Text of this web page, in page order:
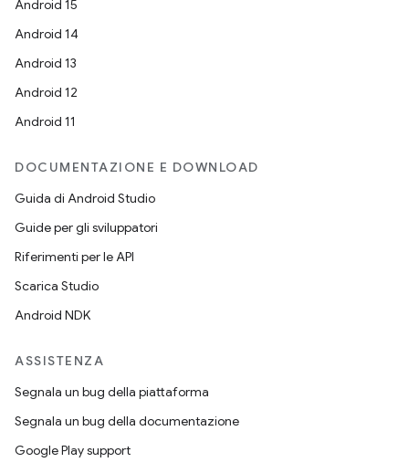
Android 15
Android 14
Android 13
Android 12
Android 11
DOCUMENTAZIONE E DOWNLOAD
Guida di Android Studio
Guide per gli sviluppatori
Riferimenti per le API
Scarica Studio
Android NDK
ASSISTENZA
Segnala un bug della piattaforma
Segnala un bug della documentazione
Google Play support